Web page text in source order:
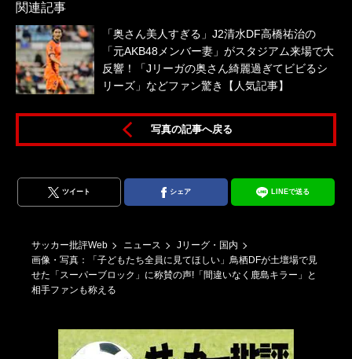
関連記事
「奥さん美人すぎる」J2清水DF高橋祐治の
「元AKB48メンバー妻」がスタジアム来場で大
反響！「Jリーガの奥さん綺麗過ぎてビビるシ
リーズ」などファン驚き【人気記事】
写真の記事へ戻る
ツイート シェア LINEで送る
サッカー批評Web ニュース
Jリーグ・国内
画像・写真：「子どもたち全員に見てほしい」鳥栖DFが土壇場で見
せた「スーパーブロック」に称賛の声!「間違いなく鹿島キラー」と
相手ファンも称える